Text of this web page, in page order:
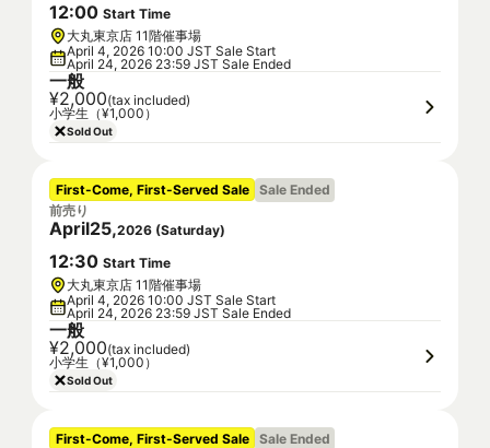
12:00 Start Time
大丸東京店 11階催事場
April 4, 2026 10:00 JST Sale Start
April 24, 2026 23:59 JST Sale Ended
一般
¥2,000(tax included)
小学生（¥1,000）
Sold Out
First-Come, First-Served Sale Sale Ended
前売り
April25,2026 (Saturday)
12:30 Start Time
大丸東京店 11階催事場
April 4, 2026 10:00 JST Sale Start
April 24, 2026 23:59 JST Sale Ended
一般
¥2,000(tax included)
小学生（¥1,000）
Sold Out
First-Come, First-Served Sale Sale Ended